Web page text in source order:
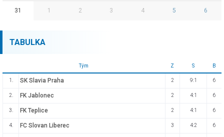
31 1 2 3 4 5 6
TABULKA
Tým Z S B
1. SK Slavia Praha 2 9:1 6
2. FK Jablonec 2 4:1 6
3. FK Teplice 2 4:1 6
4. FC Slovan Liberec 3 4:2 6